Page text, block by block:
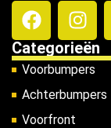
Categorieën
Voorbumpers
Achterbumpers
Voorfront